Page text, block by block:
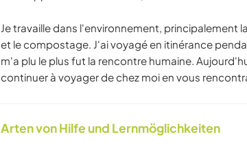
Je travaille dans l'environnement, principalement
et le compostage. J'ai voyagé en itinérance
m'a plu le plus fut la rencontre humaine.
continuer à voyager de chez moi en vous
Arten von Hilfe und Lernmöglichkeiten